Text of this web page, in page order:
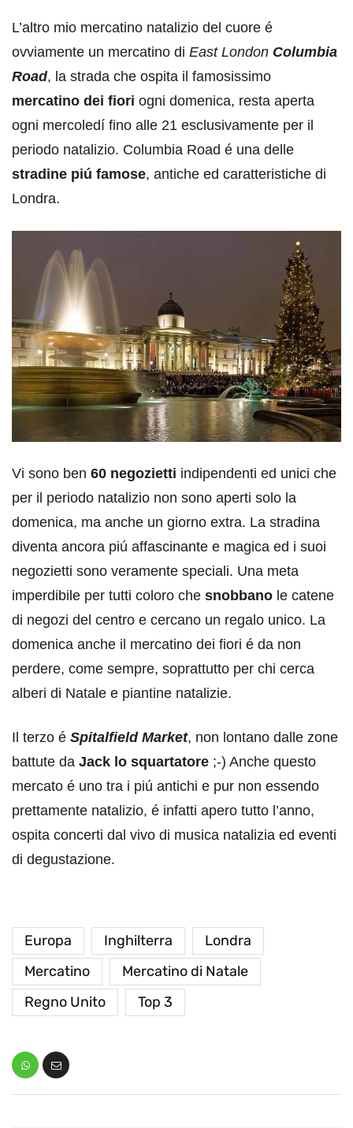
L’altro mio mercatino natalizio del cuore é
ovviamente un mercatino di East London Columbia
Road, la strada che ospita il famosissimo
mercatino dei fiori ogni domenica, resta aperta
ogni mercoledí fino alle 21 esclusivamente per il
periodo natalizio. Columbia Road é una delle
stradine piú famose, antiche ed caratteristiche di
Londra.
Vi sono ben 60 negozietti indipendenti ed unici che
per il periodo natalizio non sono aperti solo la
domenica, ma anche un giorno extra. La stradina
diventa ancora piú affascinante e magica ed i suoi
negozietti sono veramente speciali. Una meta
imperdibile per tutti coloro che snobbano le catene
di negozi del centro e cercano un regalo unico. La
domenica anche il mercatino dei fiori é da non
perdere, come sempre, soprattutto per chi cerca
alberi di Natale e piantine natalizie.
Il terzo é Spitalfield Market, non lontano dalle zone
battute da Jack lo squartatore ;-) Anche questo
mercato é uno tra i piú antichi e pur non essendo
prettamente natalizio, é infatti apero tutto l’anno,
ospita concerti dal vivo di musica natalizia ed eventi
di degustazione.
Europa Inghilterra
Londra
Mercatino
Mercatino di Natale
Regno Unito
Top 3